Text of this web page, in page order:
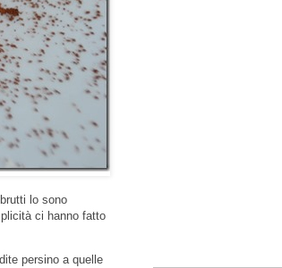
lo sono
ci hanno fatto
persino a quelle